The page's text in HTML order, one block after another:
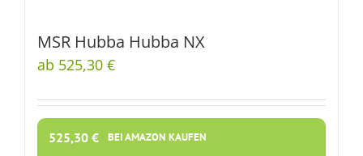
MSR Hubba Hubba NX
ab 525,30 €
525,30 € BEI AMAZON KAUFEN